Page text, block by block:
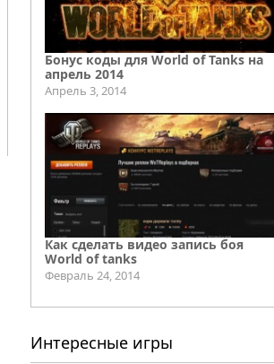
Бонус коды для World of Tanks на
апрель 2014
Апрель 3, 2014
Как сделать видео запись боя
World of tanks
Февраль 24, 2014
Интересные игры